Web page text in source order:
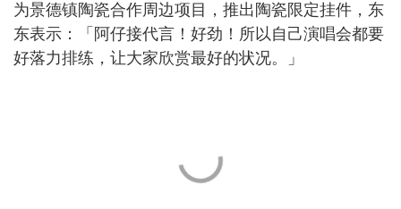
为景德镇陶瓷合作周边项目，推出陶瓷限定挂件，东
东表示：「阿仔接代言！好劲！所以自己演唱会都要
好落力排练，让大家欣赏最好的状况。」